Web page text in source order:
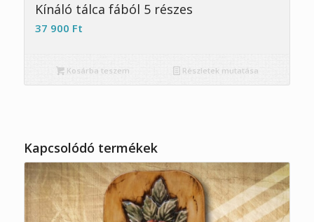
Kínáló tálca fából 5 részes
37 900 Ft
Kosárba teszem Részletek mutatása
Kapcsolódó termékek